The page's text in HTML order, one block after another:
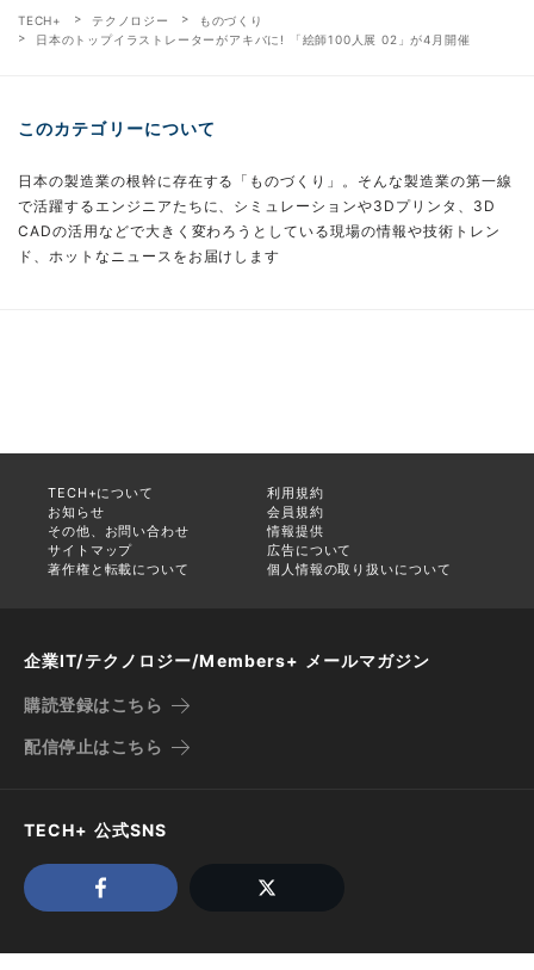
TECH+ テクノロジー
ものづくり
日本のトップイラストレーターがアキバに! 「絵師100人展 02」が4月開催
このカテゴリーについて
日本の製造業の根幹に存在する「ものづくり」。そんな製造業の第一線
で活躍するエンジニアたちに、シミュレーションや3Dプリンタ、3D
CADの活用などで大きく変わろうとしている現場の情報や技術トレン
ド、ホットなニュースをお届けします
TECH+について
利用規約
お知らせ
会員規約
その他、お問い合わせ
情報提供
サイトマップ
広告について
著作権と転載について
個人情報の取り扱いについて
企業IT/テクノロジー/Members+ メールマガジン
購読登録はこちら
配信停止はこちら
TECH+ 公式SNS